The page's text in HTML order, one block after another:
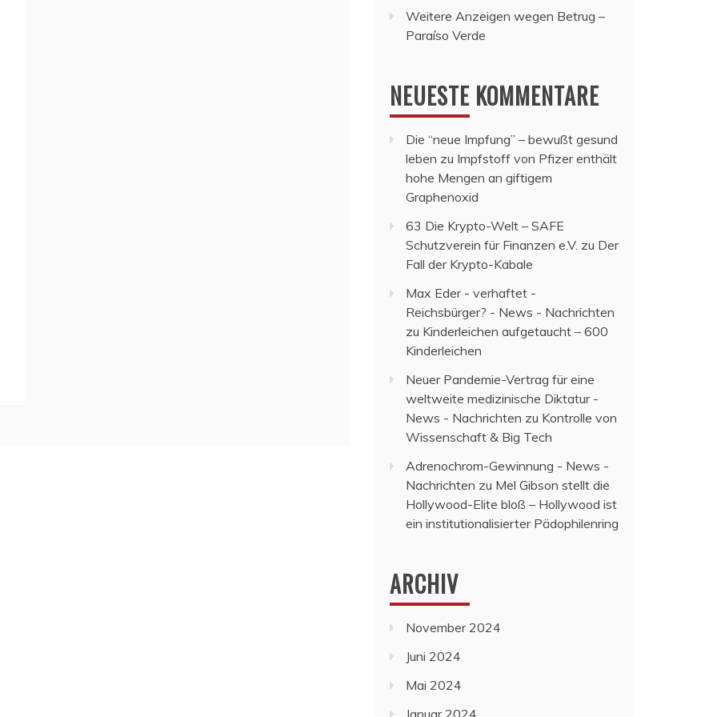
Weitere Anzeigen wegen Betrug –
Paraíso Verde
NEUESTE KOMMENTARE
Die “neue Impfung” – bewußt gesund
leben zu Impfstoff von Pfizer enthält
hohe Mengen an giftigem
Graphenoxid
63 Die Krypto-Welt – SAFE
Schutzverein für Finanzen e.V. zu Der
Fall der Krypto-Kabale
Max Eder - verhaftet -
Reichsbürger? - News - Nachrichten
zu Kinderleichen aufgetaucht – 600
Kinderleichen
Neuer Pandemie-Vertrag für eine
weltweite medizinische Diktatur -
News - Nachrichten zu Kontrolle von
Wissenschaft & Big Tech
Adrenochrom-Gewinnung - News -
Nachrichten zu Mel Gibson stellt die
Hollywood-Elite bloß – Hollywood ist
ein institutionalisierter Pädophilenring
ARCHIV
November 2024
Juni 2024
Mai 2024
Januar 2024